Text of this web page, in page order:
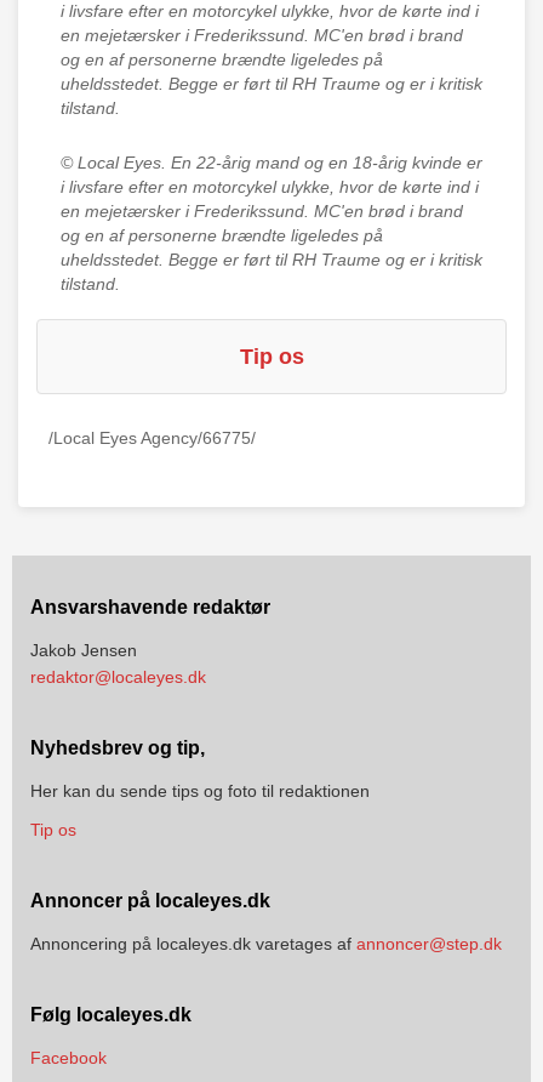
i livsfare efter en motorcykel ulykke, hvor de kørte ind i
en mejetærsker i Frederikssund. MC'en brød i brand
og en af personerne brændte ligeledes på
uheldsstedet. Begge er ført til RH Traume og er i kritisk
tilstand.
© Local Eyes. En 22-årig mand og en 18-årig kvinde er
i livsfare efter en motorcykel ulykke, hvor de kørte ind i
en mejetærsker i Frederikssund. MC'en brød i brand
og en af personerne brændte ligeledes på
uheldsstedet. Begge er ført til RH Traume og er i kritisk
tilstand.
Tip os
/Local Eyes Agency/66775/
Ansvarshavende redaktør
Jakob Jensen
redaktor@localeyes.dk
Nyhedsbrev og tip,
Her kan du sende tips og foto til redaktionen
Tip os
Annoncer på localeyes.dk
Annoncering på localeyes.dk varetages af annoncer@step.dk
Følg localeyes.dk
Facebook